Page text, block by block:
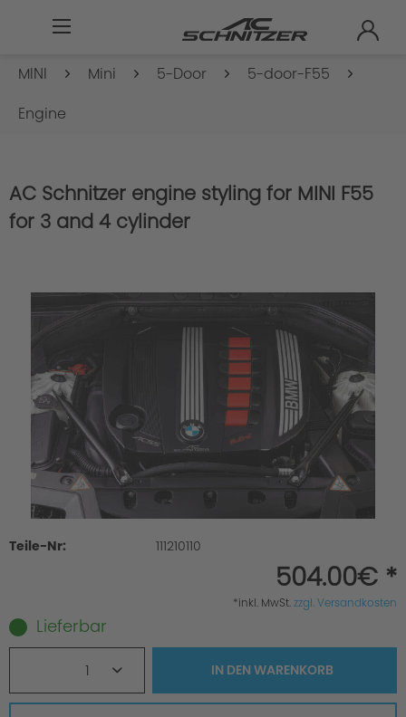
MINI Mini 5-Door
5-door-F55
Engine
AC Schnitzer engine styling for MINI F55
for 3 and 4 cylinder
Teile-Nr: 111210110
504.00€ *
*inkl. MwSt.zzgl. Versandkosten
Lieferbar
1 IN DENWARENKORB